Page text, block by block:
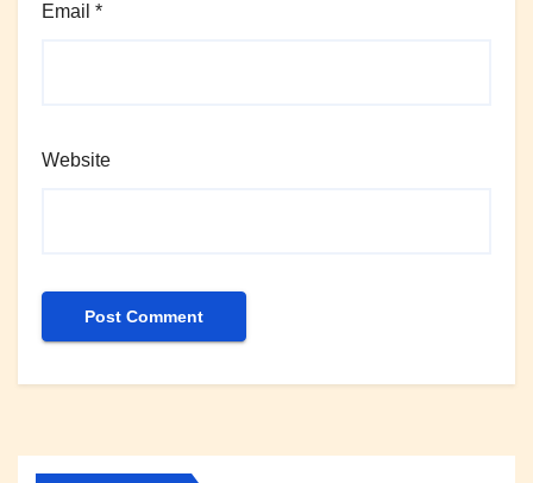
Email *
Website